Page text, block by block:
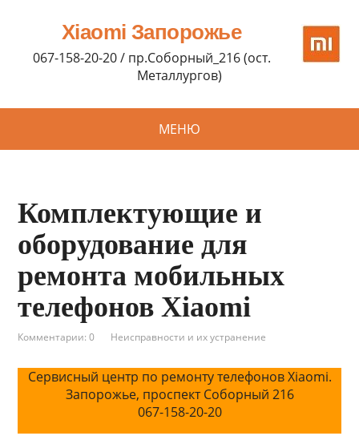
Xiaomi Запорожье
067-158-20-20 / пр.Соборный_216 (ост.
Металлургов)
МЕНЮ
Комплектующие и
оборудование для
ремонта мобильных
телефонов Xiaomi
Комментарии: 0 Неисправности и их устранение
Сервисный центр по ремонту телефонов Xiaomi.
Запорожье, проспект Соборный 216
067-158-20-20